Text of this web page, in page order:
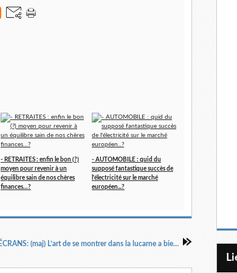
- RETRAITES : enfin le bon (?)
moyen pour revenir à un
équilibre sain de nos chères
finances…?
- AUTOMOBILE : quid du
supposé fantastique succès de
l'électricité sur le marché
européen...?
ÉCRANS: (maj) L’art de se montrer dans la lucarne a bien changé. Connus, et reconnus ou rien...!